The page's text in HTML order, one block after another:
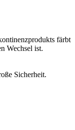
färbt
Wechsel ist.
Sicherheit.